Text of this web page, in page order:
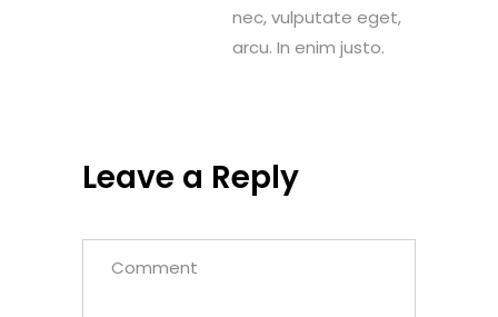
nec, vulputate eget,
arcu. In enim justo.
Leave a Reply